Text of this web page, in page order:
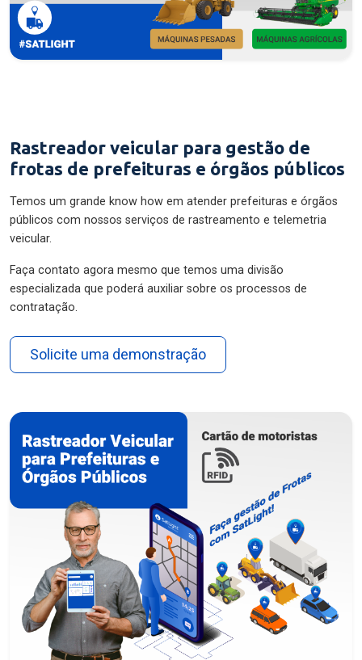
Rastreador veicular para gestão de
frotas de prefeituras e órgãos públicos
Temos um grande know how em atender prefeituras e órgãos
públicos com nossos serviços de rastreamento e telemetria
veicular.
Faça contato agora mesmo que temos uma divisão
especializada que poderá auxiliar sobre os processos de
contratação.
Solicite uma demonstração